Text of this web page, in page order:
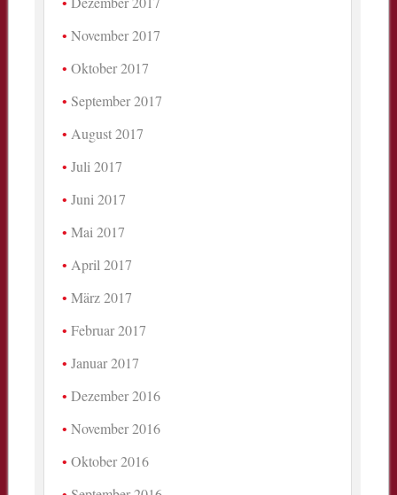
November 2017
Oktober 2017
September 2017
August 2017
Juli 2017
Juni 2017
Mai 2017
April 2017
März 2017
Februar 2017
Januar 2017
Dezember 2016
November 2016
Oktober 2016